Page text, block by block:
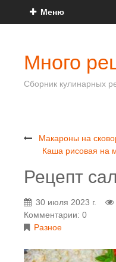
Меню
Много
Сборник кулинарных
Макароны на
Каша рисовая на
Рецепт
30 июля 2023 г.
Комментарии: 0
Разное